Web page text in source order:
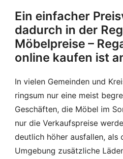
Ein einfacher
dadurch in der
Möbelpreise –
online kaufen ist
In vielen Gemeinden und
ringsum nur eine meist
Geschäften, die Möbel im
nur die Verkaufspreise
deutlich höher ausfallen, als
Umgebung zusätzliche